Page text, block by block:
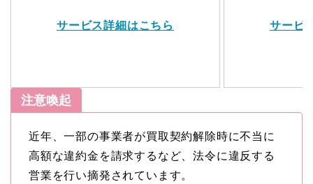
サービス詳細はこちら サービ
注意喚起
近年、一部の事業者が買取契約解除時に不当に
高額な違約金を請求するなど、法令に違反する
営業を行い摘発されています。